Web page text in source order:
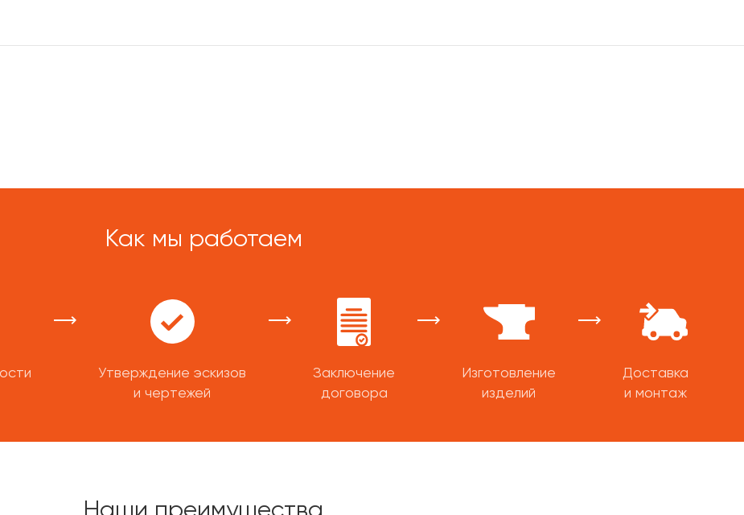
Как мы работаем
Утверждение эскизов
и чертежей
Заключение
договора
Изготовление
изделий
Доставка
и монтаж